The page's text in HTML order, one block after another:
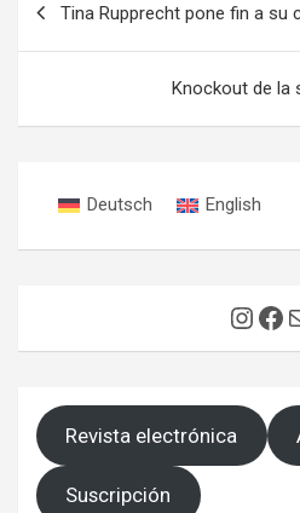
Tina Rupprecht pone fin a su
Knockout de la
Deutsch English
Revista electrónica
Suscripción